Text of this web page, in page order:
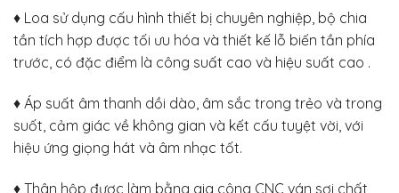
♦ Loa sử dụng cấu hình thiết bị chuyên nghiệp, bộ chia
tần tích hợp được tối ưu hóa và thiết kế lỗ biến tần phía
trước, có đặc điểm là công suất cao và hiệu suất cao .
♦ Áp suất âm thanh dồi dào, âm sắc trong trẻo và trong
suốt, cảm giác về không gian và kết cấu tuyệt vời, với
hiệu ứng giọng hát và âm nhạc tốt.
♦ Thân hộp được làm bằng gia công CNC ván sợi chất